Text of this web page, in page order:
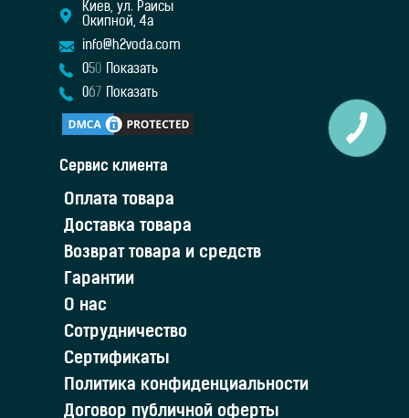
Киев, ул. Раисы
Окипной, 4а
info@h2voda.com
050 Показать
067 Показать
Сервис клиента
Оплата товара
Доставка товара
Возврат товара и средств
Гарантии
О нас
Сотрудничество
Сертификаты
Политика конфиденциальности
Договор публичной оферты